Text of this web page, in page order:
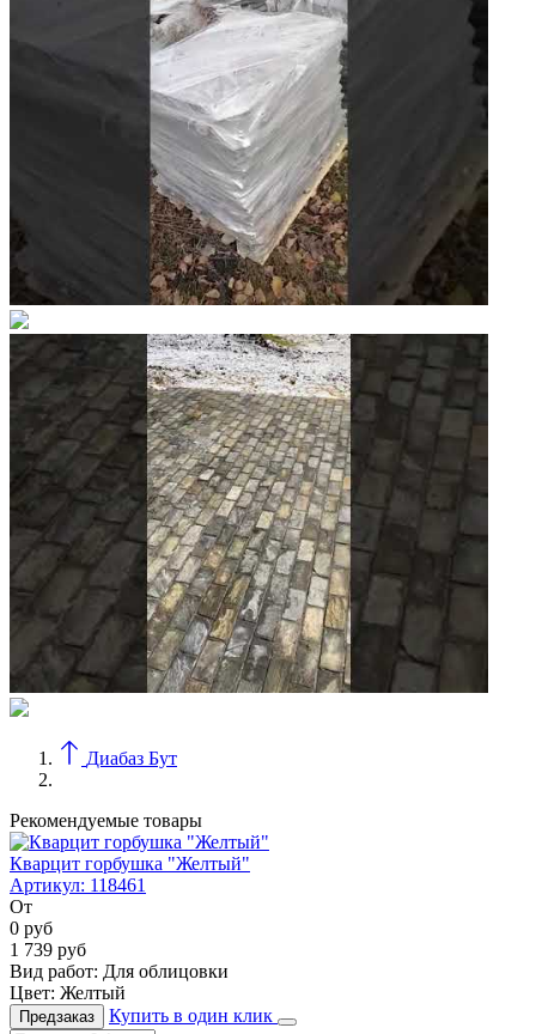
Диабаз Бут
Рекомендуемые товары
Кварцит горбушка "Желтый"
Артикул: 118461
От
0 руб
1 739 руб
Вид работ: Для облицовки
Цвет: Желтый
Предзаказ Купить в один клик